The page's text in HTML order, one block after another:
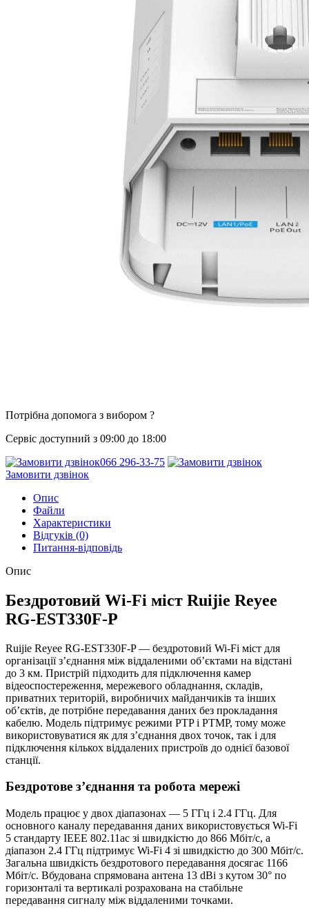
Потрібна допомога з вибором ?
Сервіс доступний з 09:00 до 18:00
066 296-33-75
Замовити дзвінок
Опис
Файли
Характеристики
Відгуків (0)
Питання-відповідь
Опис
Бездротовий Wi-Fi міст Ruijie Reyee
RG-EST330F-P
Ruijie Reyee RG-EST330F-P — бездротовий Wi-Fi міст для
організації з’єднання між віддаленими об’єктами на відстані
до 3 км. Пристрій підходить для підключення камер
відеоспостереження, мережевого обладнання, складів,
приватних територій, виробничих майданчиків та інших
об’єктів, де потрібне передавання даних без прокладання
кабелю. Модель підтримує режими PTP і PTMP, тому може
використовуватися як для з’єднання двох точок, так і для
підключення кількох віддалених пристроїв до однієї базової
станції.
Бездротове з’єднання та робота мережі
Модель працює у двох діапазонах — 5 ГГц і 2.4 ГГц. Для
основного каналу передавання даних використовується Wi-Fi
5 стандарту IEEE 802.11ac зі швидкістю до 866 Мбіт/с, а
діапазон 2.4 ГГц підтримує Wi-Fi 4 зі швидкістю до 300 Мбіт/с.
Загальна швидкість бездротового передавання досягає 1166
Мбіт/с. Вбудована спрямована антена 13 dBi з кутом 30° по
горизонталі та вертикалі розрахована на стабільне
передавання сигналу між віддаленими точками.